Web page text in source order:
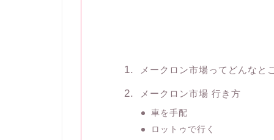
メークロン市場ってどんなと
メークロン市場 行き方
車を手配
ロットゥで行く